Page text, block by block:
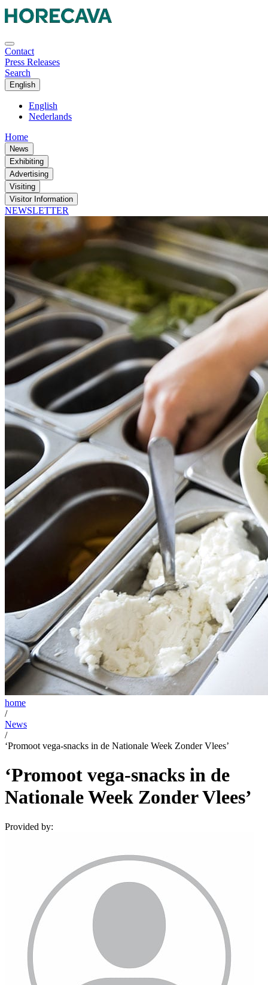
Contact
Press Releases
Search
English
English
Nederlands
Home
News
Exhibiting
Advertising
Visiting
Visitor Information
NEWSLETTER
home
/
News
/
‘Promoot vega-snacks in de Nationale Week Zonder Vlees’
‘Promoot vega-snacks in de
Nationale Week Zonder Vlees’
Provided by: